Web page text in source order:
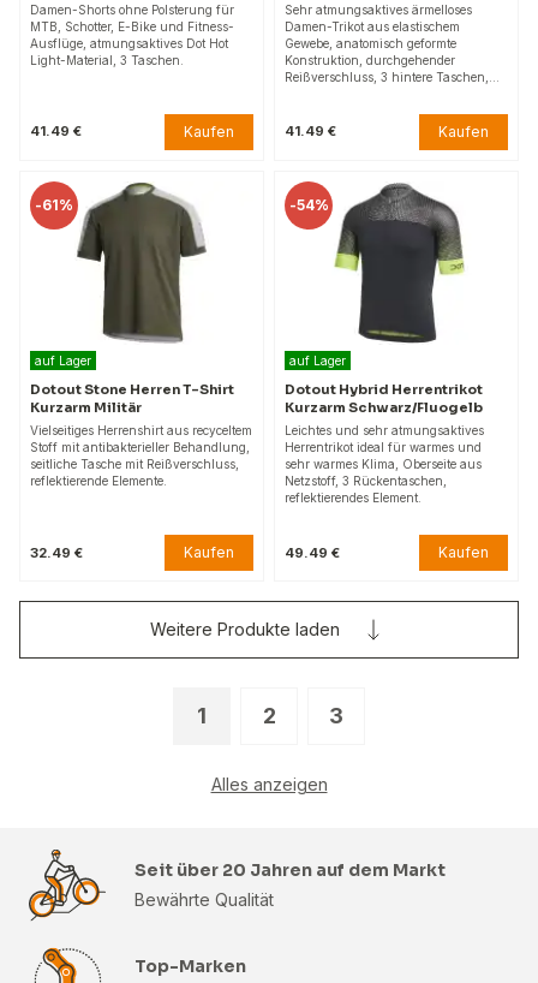
Damen-Shorts ohne Polsterung für
MTB, Schotter, E-Bike und Fitness-
Ausflüge, atmungsaktives Dot Hot
Light-Material, 3 Taschen.
41.49 € Kaufen
Sehr atmungsaktives ärmelloses
Damen-Trikot aus elastischem
Gewebe, anatomisch geformte
Konstruktion, durchgehender
Reißverschluss, 3 hintere Taschen,…
41.49 € Kaufen
-61%
auf Lager
Dotout Stone Herren T-Shirt
Kurzarm Militär
Vielseitiges Herrenshirt aus recyceltem
Stoff mit antibakterieller Behandlung,
seitliche Tasche mit Reißverschluss,
reflektierende Elemente.
32.49 € Kaufen
-54%
auf Lager
Dotout Hybrid Herrentrikot
Kurzarm Schwarz/Fluogelb
Leichtes und sehr atmungsaktives
Herrentrikot ideal für warmes und
sehr warmes Klima, Oberseite aus
Netzstoff, 3 Rückentaschen,
reflektierendes Element.
49.49 € Kaufen
1 2 3
Alles anzeigen
Weitere Produkte laden
Seit über 20 Jahren auf dem Markt
Bewährte Qualität
Top-Marken